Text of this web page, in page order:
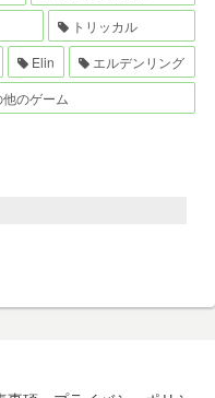
トリッカル
Elin
エルデンリング
他のゲーム